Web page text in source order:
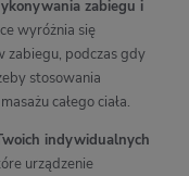
zabiegu i
wyróżnia się
zabiegu, podczas gdy
stosowania
całego ciała.
indywidualnych
urządzenie